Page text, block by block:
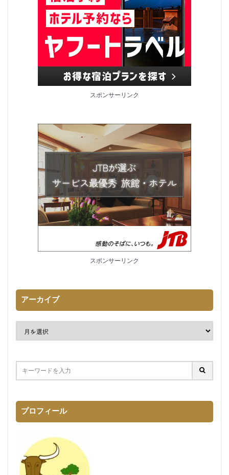
スポンサーリンク
スポンサーリンク
アーカイブ
プロフィール